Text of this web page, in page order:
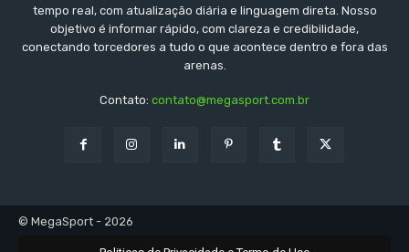
tempo real, com atualização diária e linguagem direta. Nosso
objetivo é informar rápido, com clareza e credibilidade,
conectando torcedores a tudo o que acontece dentro e fora das
arenas.
Contato: contato@megasport.com.br
© MegaSport - 2026